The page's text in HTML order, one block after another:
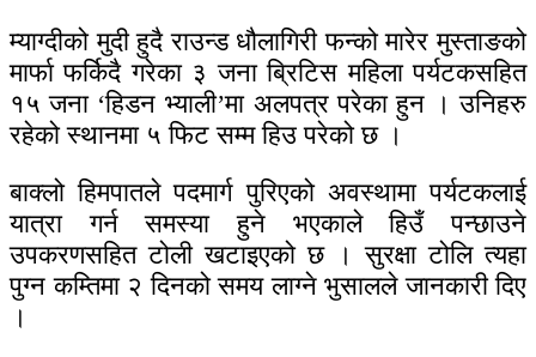
म्याग्दीको मुदी हुदै राउन्ड धौलागिरी फन्को मारेर मुस्ताङको
मार्फा फर्किदै गरेका ३ जना ब्रिटिस महिला पर्यटकसहित
१५ जना ‘हिडन भ्याली’मा अलपत्र परेका हुन । उनिहरु
रहेको स्थानमा ५ फिट सम्म हिउ परेको छ ।
बाक्लो हिमपातले पदमार्ग पुरिएको अवस्थामा पर्यटकलाई
यात्रा गर्न समस्या हुने भएकाले हिउँ पन्छाउने
उपकरणसहित टोली खटाइएको छ । सुरक्षा टोलि त्यहा
पुग्न कम्तिमा २ दिनको समय लाग्ने भुसालले जानकारी दिए
।